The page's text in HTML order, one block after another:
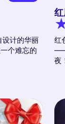
设计的华丽
个难忘的
红
——
夜